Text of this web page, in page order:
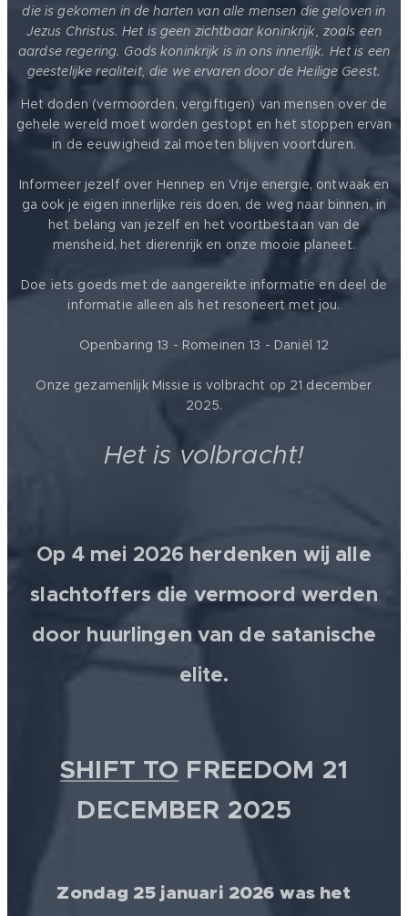
die is gekomen in de harten van alle mensen die geloven in
Jezus Christus. Het is geen zichtbaar koninkrijk, zoals een
aardse regering. Gods koninkrijk is in ons innerlijk. Het is een
geestelijke realiteit, die we ervaren door de Heilige Geest.
Het doden (vermoorden, vergiftigen) van mensen over de
gehele wereld moet worden gestopt en het stoppen ervan
in de eeuwigheid zal moeten blijven voortduren.
Informeer jezelf over Hennep en Vrije energie, ontwaak en
ga ook je eigen innerlijke reis doen, de weg naar binnen, in
het belang van jezelf en het voortbestaan van de
mensheid, het dierenrijk en onze mooie planeet.
Doe iets goeds met de aangereikte informatie en deel de
informatie alleen als het resoneert met jou.
Openbaring 13 - Romeinen 13 - Daniël 12
Onze gezamenlijk Missie is volbracht op 21 december
2025.
Het is volbracht!
Op 4 mei 2026 herdenken wij alle
slachtoffers die vermoord werden
door huurlingen van de satanische
elite.
SHIFT TO FREEDOM 21
DECEMBER 2025 💫
Zondag 25 januari 2026 was het